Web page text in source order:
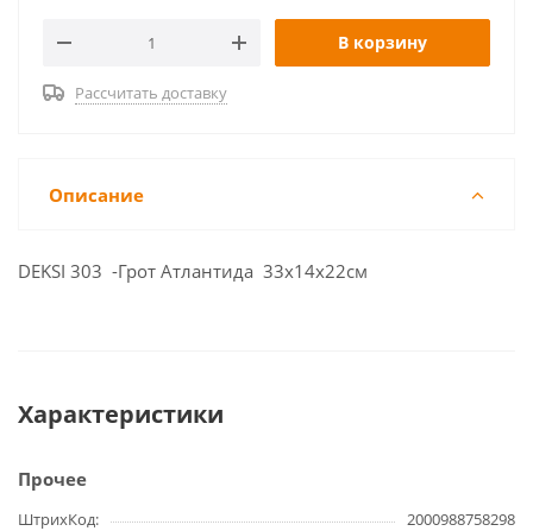
В корзину
Рассчитать доставку
Описание
DEKSI 303 -Грот Атлантида 33х14х22см
Характеристики
Прочее
ШтрихКод 2000988758298